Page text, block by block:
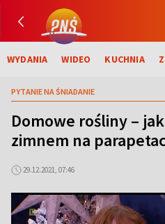
WYDANIA WIDEO KUCHNIA
PYTANIE NA ŚNIADANIE
Domowe rośliny –
zimnem na
29.12.2021, 07:46